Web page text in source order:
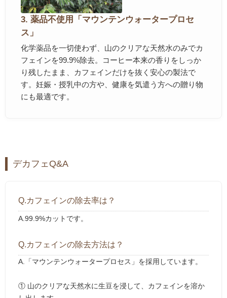
3. 薬品不使用「マウンテンウォータープロセ
ス」
化学薬品を一切使わず、山のクリアな天然水のみでカ
フェインを99.9%除去。コーヒー本来の香りをしっか
り残したまま、カフェインだけを抜く安心の製法で
す。妊娠・授乳中の方や、健康を気遣う方への贈り物
にも最適です。
デカフェQ&A
Q.カフェインの除去率は？
A.99.9%カットです。
Q.カフェインの除去方法は？
A.「マウンテンウォータープロセス」を採用しています。
① 山のクリアな天然水に生豆を浸して、カフェインを溶か